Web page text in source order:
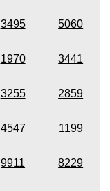
3495 5060
1970 3441
3255 2859
4547 1199
9911 8229